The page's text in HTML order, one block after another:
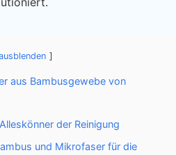
aus Bambusgewebe von
der Reinigung
und Mikrofaser für die